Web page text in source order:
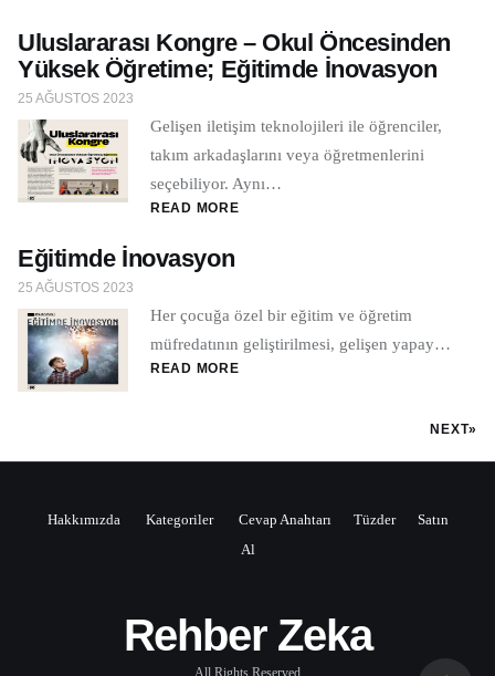
Uluslararası Kongre – Okul Öncesinden
Yüksek Öğretime; Eğitimde İnovasyon
25 AĞUSTOS 2023
Gelişen iletişim teknolojileri ile öğrenciler,
takım arkadaşlarını veya öğretmenlerini
seçebiliyor. Aynı…
READ MORE
Eğitimde İnovasyon
25 AĞUSTOS 2023
Her çocuğa özel bir eğitim ve öğretim
müfredatının geliştirilmesi, gelişen yapay…
READ MORE
NEXT»
Hakkımızda Kategoriler Cevap Anahtarı Tüzder
Satın
Al
Rehber Zeka
All Rights Reserved